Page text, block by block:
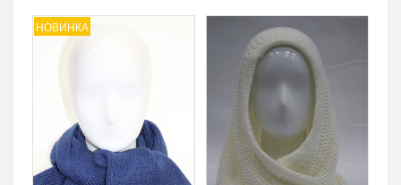
НОВИНКА